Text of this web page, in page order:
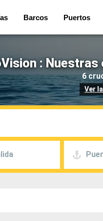
Barcos Puertos
:
6
Ver